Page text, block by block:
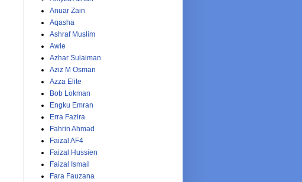
Anuar Zain
Aqasha
Ashraf Muslim
Awie
Azhar Sulaiman
Aziz M Osman
Azza Elite
Bob Lokman
Engku Emran
Erra Fazira
Fahrin Ahmad
Faizal AF4
Faizal Hussien
Faizal Ismail
Fara Fauzana